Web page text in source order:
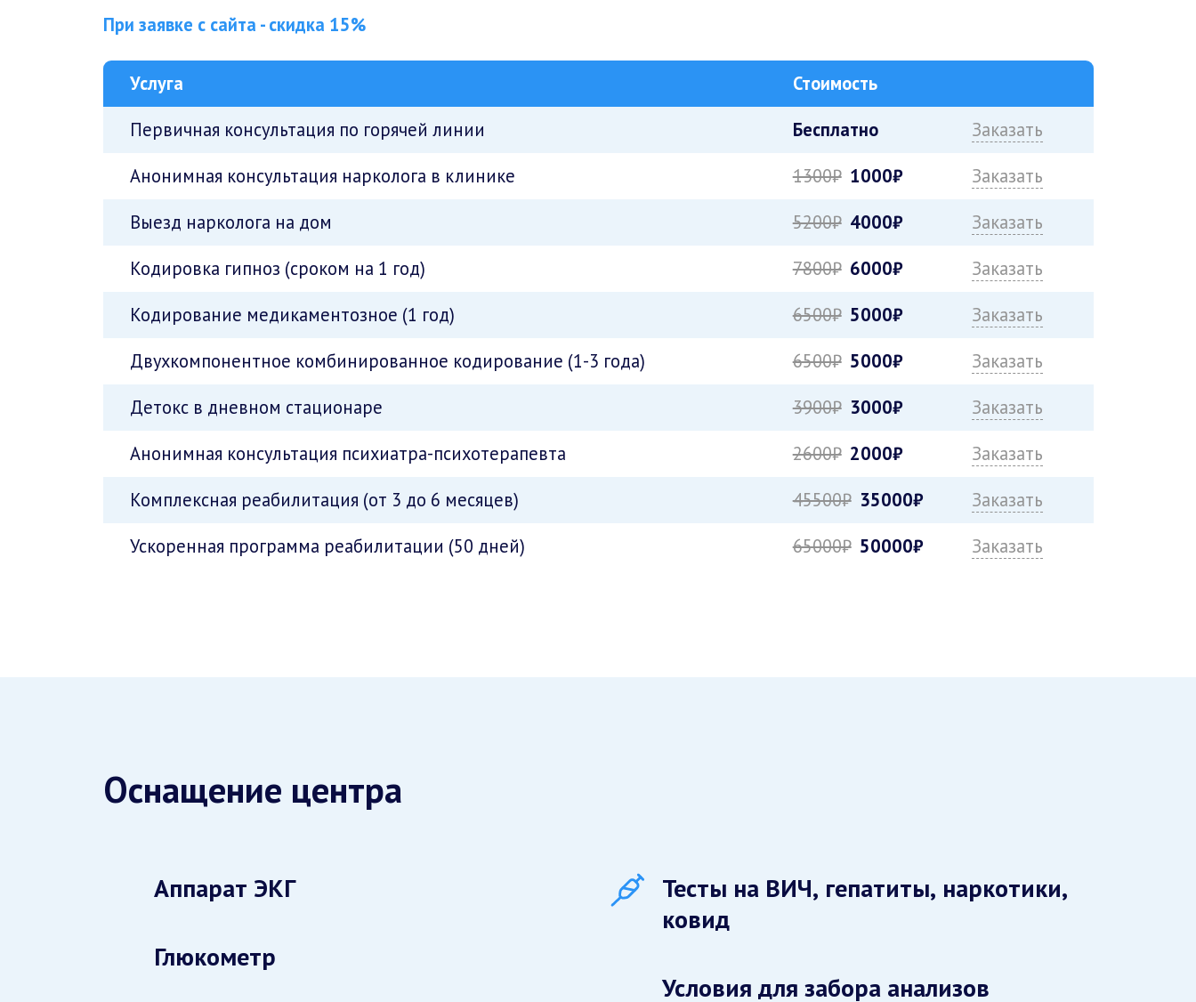
При заявке с сайта - скидка 15%
Услуга
Стоимость
Первичная консультация по горячей линии
Бесплатно
Заказать
Анонимная консультация нарколога в клинике
1300₽ 1000₽
Заказать
Выезд нарколога на дом
5200₽ 4000₽
Заказать
Кодировка гипноз (сроком на 1 год)
7800₽ 6000₽
Заказать
Кодирование медикаментозное (1 год)
6500₽ 5000₽
Заказать
Двухкомпонентное комбинированное кодирование (1-3 года)
6500₽ 5000₽
Заказать
Детокс в дневном стационаре
3900₽ 3000₽
Заказать
Анонимная консультация психиатра-психотерапевта
2600₽ 2000₽
Заказать
Комплексная реабилитация (от 3 до 6 месяцев)
45500₽ 35000₽
Заказать
Ускоренная программа реабилитации (50 дней)
65000₽ 50000₽ Заказать
Оснащение центра
Аппарат ЭКГ
Глюкометр
Тесты на ВИЧ, гепатиты, наркотики,
ковид
Условия для забора анализов